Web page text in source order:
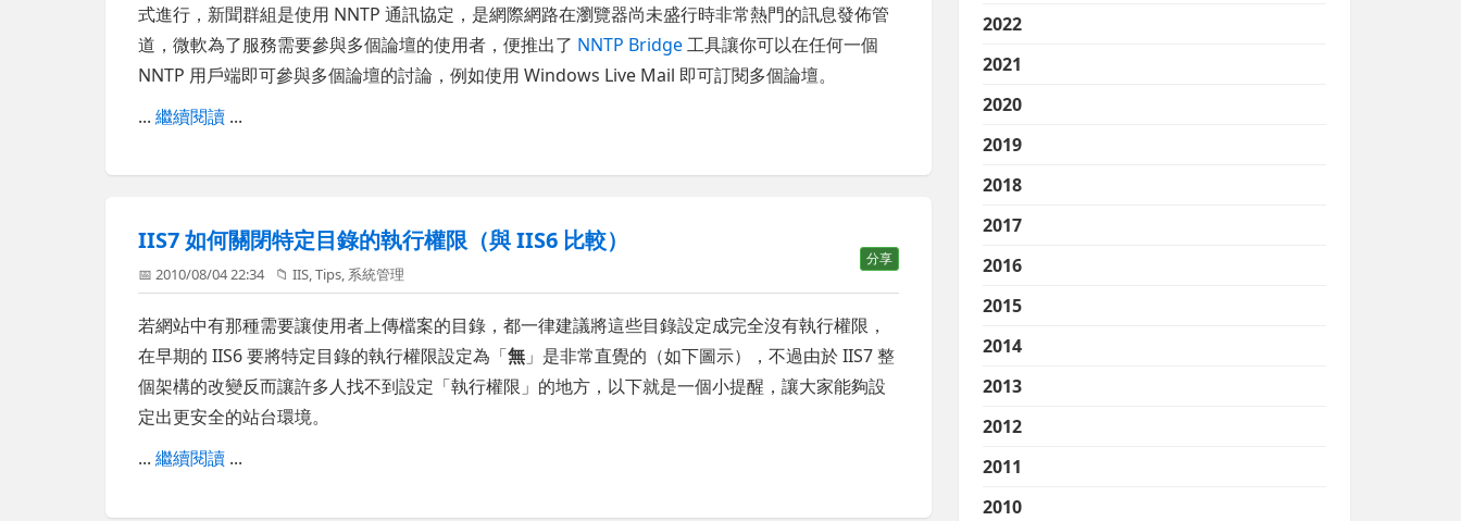
式進行，新聞群組是使用 NNTP 通訊協定，是網際網路在瀏覽器尚未盛行時非常熱門的訊息發佈管
道，微軟為了服務需要參與多個論壇的使用者，便推出了 NNTP Bridge工具讓你可以在任何一個
NNTP 用戶端即可參與多個論壇的討論，例如使用 Windows Live Mail 即可訂閱多個論壇。
...繼續閱讀 ...
IIS7 如何關閉特定目錄的執行權限（與 IIS6 比較）
分享
📅 2010/08/04 22:34 📁IIS,Tips, 系統管理
若網站中有那種需要讓使用者上傳檔案的目錄，都一律建議將這些目錄設定成完全沒有執行權限，
在早期的 IIS6 要將特定目錄的執行權限設定為「無 」是非常直覺的（如下圖示），不過由於 IIS7 整
個架構的改變反而讓許多人找不到設定「執行權限」的地方，以下就是一個小提醒，讓大家能夠設
定出更安全的站台環境。
...繼續閱讀 ...
2022
2021
2020
2019
2018
2017
2016
2015
2014
2013
2012
2011
2010